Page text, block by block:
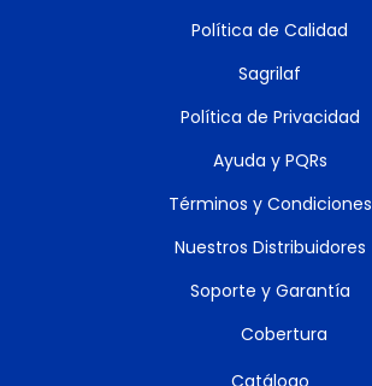
Política de Calidad
Sagrilaf
Política de Privacidad
Ayuda y PQRs
Términos y Condiciones
Nuestros Distribuidores
Soporte y Garantía
Cobertura
Catálogo